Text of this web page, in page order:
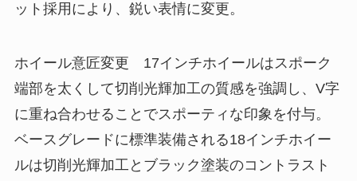
ット採用により、鋭い表情に変更。
ホイール意匠変更 17インチホイールはスポーク
端部を太くして切削光輝加工の質感を強調し、V字
に重ね合わせることでスポーティな印象を付与。
ベースグレードに標準装備される18インチホイー
ルは切削光輝加工とブラック塗装のコントラスト